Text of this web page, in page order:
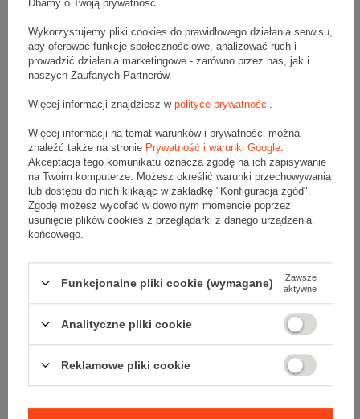
Gramatura 590 g/m2
Kolor
Wytrzymałość Średnia
Tektura 5-warstwowa
Składanie Ręczne
Opis produktu
Paczka szarych kartonów klapowych - 40 szt.
Wymiary zewnętrzne: 800x400x110mm (długość x szerokość x
Dbamy o Twoją prywatność
Wykorzystujemy pliki cookies do prawidłowego działania serwisu,
aby oferować funkcje społecznościowe, analizować ruch i
prowadzić działania marketingowe - zarówno przez nas, jak i
naszych Zaufanych Partnerów.
Więcej informacji znajdziesz w polityce prywatności
Więcej informacji na temat warunków i prywatności można
znaleźć także na stronie Prywatność i warunki Google
Akceptacja tego komunikatu oznacza zgodę na ich zapisywanie
na Twoim komputerze. Możesz określić warunki przechowywania
lub dostępu do nich klikając w zakładkę "Konfiguracja zgód".
Zgodę możesz wycofać w dowolnym momencie poprzez
usunięcie plików cookies z przeglądarki z danego urządzenia
końcowego.
Funkcjonalne pliki cookie (wymagane)
Zawsze
aktywne
Analityczne pliki cookie
Reklamowe pliki cookie